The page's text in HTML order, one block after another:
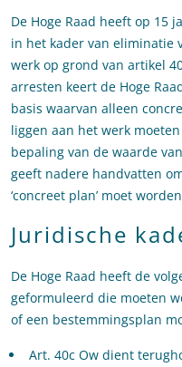
De Hoge Raad heeft op 15
in het kader van eliminatie
werk op grond van artikel
arresten keert de Hoge
basis waarvan alleen
liggen aan het werk
bepaling van de waarde
geeft nadere handvatten
‘concreet plan’ moet
Juridische
De Hoge Raad heeft de
geformuleerd die moeten
of een bestemmingsplan
Art. 40c Ow dient